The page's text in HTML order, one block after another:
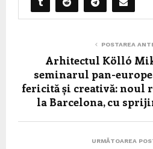
POSTAREA
Arhitectul Kölló
seminarul pan-
fericită și creativă: noul
la Barcelona, cu
URMĂTOAREA